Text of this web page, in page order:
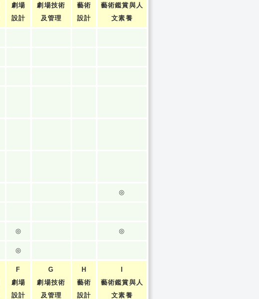
劇場
設計
劇場技術
及管理
藝術
設計
藝術鑑賞與人
文素養
◎
◎ ◎
◎
F
劇場
設計
G
劇場技術
及管理
H
藝術
設計
藝術鑑賞與人
文素養